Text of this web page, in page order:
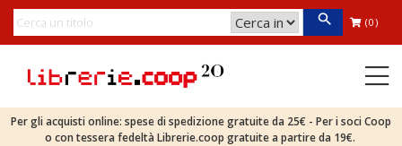
(0)
Per gli acquisti online: spese di spedizione gratuite da 25€ - Per i soci Coop
o con tessera fedeltà Librerie.coop gratuite a partire da 19€.